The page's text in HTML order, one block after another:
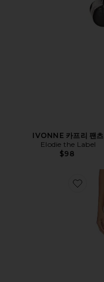
IVONNE 카프리 팬츠
Elodie the Label
$98